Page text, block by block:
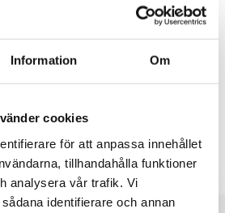
Information Om
cookies
för att anpassa innehållet
tillhandahålla funktioner
analysera vår trafik. Vi
identifierare och annan
Leverans 1–3 dagar
produkter